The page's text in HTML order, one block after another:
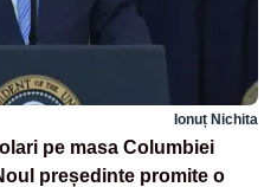
Ionuț Nichita
pe masa Columbiei
președinte promite o